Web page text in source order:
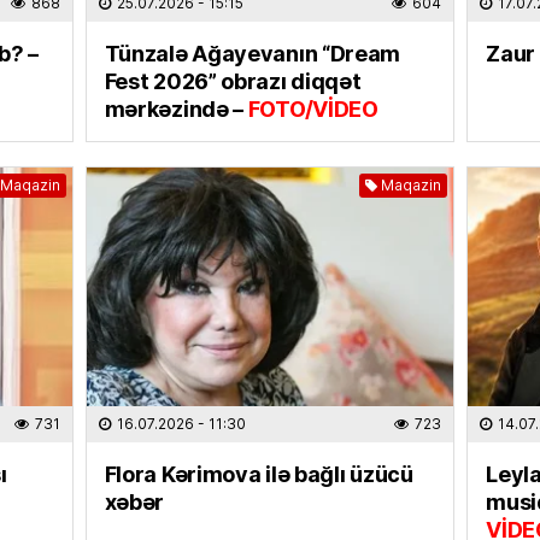
təyin
külək,
ÖLKƏ
–
Tünzalə Ağayevanın “Dream
Fest 2026” obrazı diqqət
mərkəzində –FOTO/VİDEO
Zaur
Maqazin
731
Maqazin
16.07.2026 - 11:30 723
Flora Kərimova ilə bağlı üzücü
xəbər